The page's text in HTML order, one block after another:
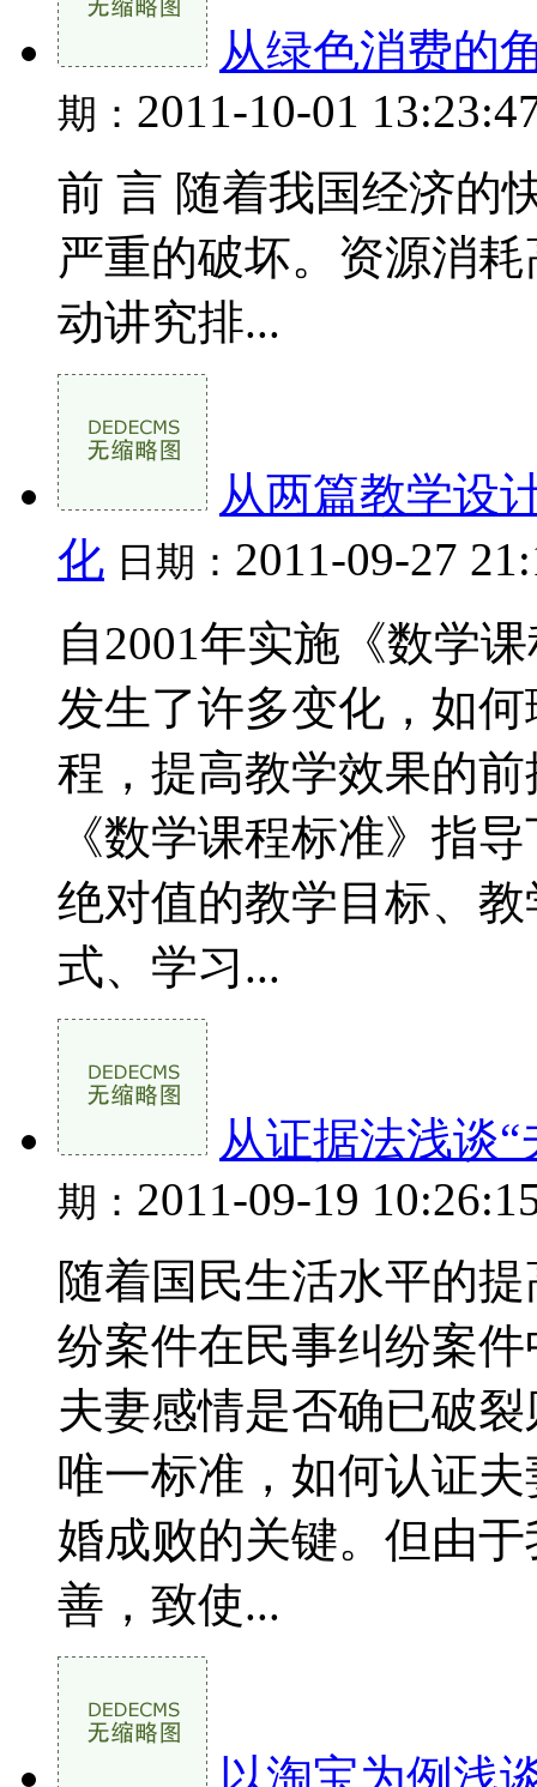
从绿色消费的
期： 2011-10-01
前 言 随着我国经济的
严重的破坏。资源消
动讲究排...
从两篇教学设
化 日期： 2011-09-27
自2001年实施《数学
发生了许多变化，如
程，提高教学效果的
《数学课程标准》指
绝对值的教学目标、
式、学习...
从证据法浅谈
期： 2011-09-19
随着国民生活水平的
纷案件在民事纠纷案
夫妻感情是否确已破
唯一标准，如何认证
婚成败的关键。但由
善，致使...
以淘宝为例浅